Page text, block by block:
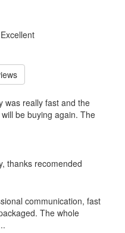
was really fast and the
be buying again. The
thanks recomended
communication, fast
The whole